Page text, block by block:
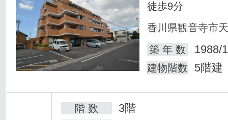
徒歩9分
香川県観音寺市
築 年 数
1988/
建物階数 5階建
階 数 3階